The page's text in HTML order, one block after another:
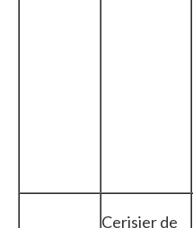
Cerisier de